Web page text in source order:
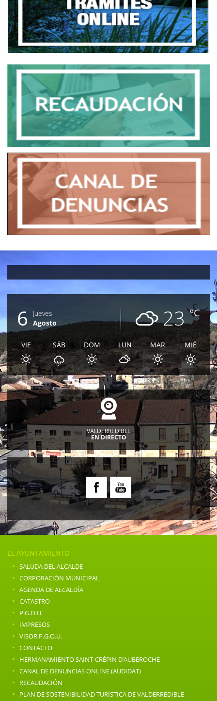
ºC
23
6
Jueves
Agosto
VIE SÁB DOM LUN MAR MIÉ
VALDERREDIBLE
EN DIRECTO
EL AYUNTAMIENTO
· SALUDA DEL ALCALDE
· CORPORACIÓN MUNICIPAL
· AGENDA DE ALCALDÍA
· CATASTRO
· P.G.O.U.
· IMPRESOS
· VISOR P.G.O.U.
· CONTACTO
· HERMANAMIENTO SAINT-CRÉPIN D’AUBEROCHE
· CANAL DE DENUNCIAS ONLINE (AUDIDAT)
· RECAUDACIÓN
· PLAN DE SOSTENIBILIDAD TURÍSTICA DE VALDERREDIBLE